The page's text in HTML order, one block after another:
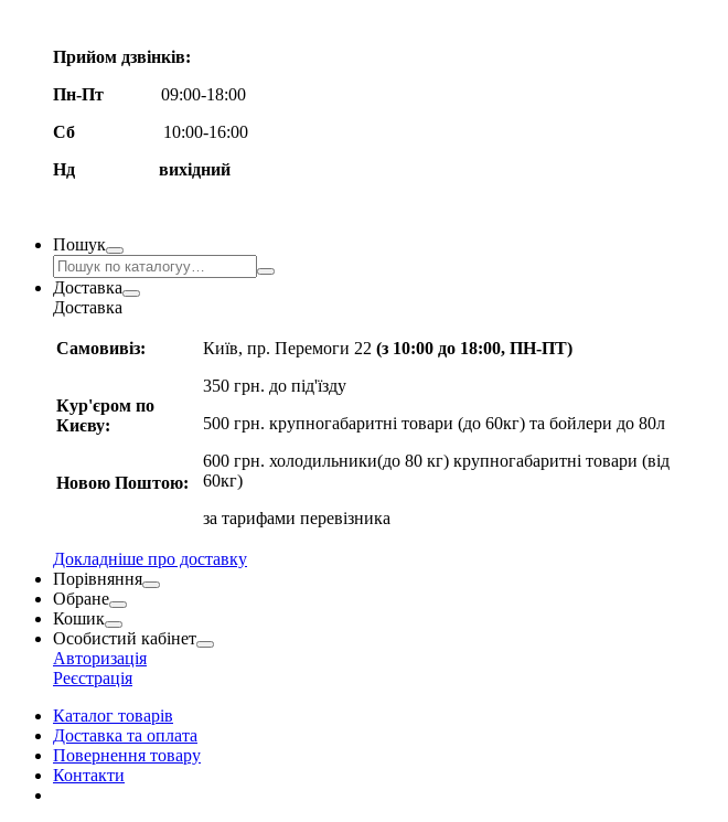
Прийом дзвінків:
Пн-Пт
09:00-18:00
Сб
10:00-16:00
Нд вихідний
Пошук
Доставка
Доставка
Самовивіз:
Кур'єром по
Києву:
Новою Поштою:
Київ, пр. Перемоги 22 (з 10:00 до 18:00, ПН-ПТ)
350 грн. до під'їзду
500 грн. крупногабаритні товари (до 60кг) та бойлери до 80л
600 грн. холодильники(до 80 кг) крупногабаритні товари (від
60кг)
за тарифами перевізника
Докладніше про доставку
Порівняння
Обране
Кошик
Особистий кабінет
Авторизація
Реєстрація
Каталог товарів
Доставка та оплата
Повернення товару
Контакти